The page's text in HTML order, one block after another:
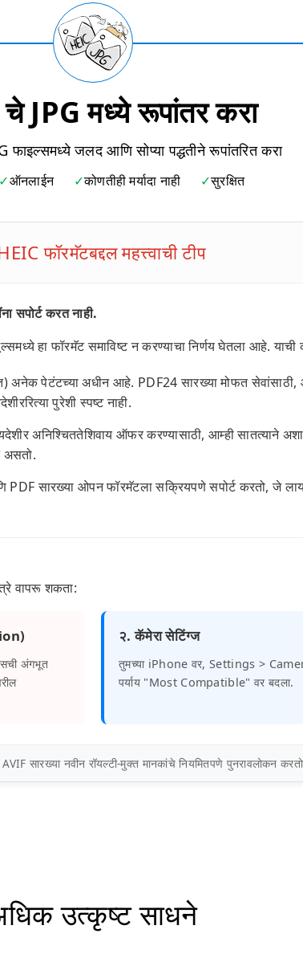
JPG मध्ये रूपांतर करा
फाइल्समध्ये जलद आणि सोप्या पद्धतीने रूपांतरित करा
ऑनलाईन कोणतीही मर्यादा नाही सुरक्षित
फॉरमॅटबद्दल महत्त्वाची टीप
सपोर्ट करत नाही.
हा फॉरमॅट समाविष्ट न करण्याचा निर्णय घेतला आहे.
अनेक पेटंटच्या अधीन आहे. PDF24 सारख्या मोफत
पुरेशी स्पष्ट नाही.
अनिश्चिततेशिवाय ऑफर करण्यासाठी, आम्ही सातत्याने
असतो.
PDF सारख्या ओपन फॉरमॅटला सक्रियपणे सपोर्ट करतो, जे
वापरू शकता:
अंगभूत
२. कॅमेरा सेटिंग्ज
तुमच्या iPhone वर, Settings >
पर्याय "Most Compatible" वर बदला.
AVIF सारख्या नवीन रॉयल्टी-मुक्त मानकांचे नियमितपणे पुनरावलोकन
उत्कृष्ट साधने